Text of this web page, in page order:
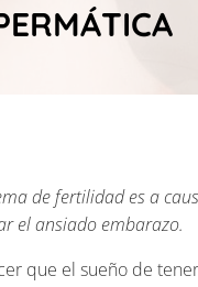
de fertilidad es a
el ansiado embarazo.
que el sueño de